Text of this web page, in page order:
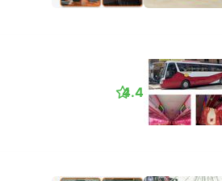
4.4